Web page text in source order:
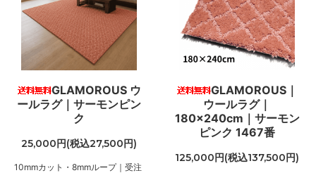
GLAMOROUS ウ
ールラグ｜サーモンピン
ク
25,000円(税込27,500円)
10mmカット・8mmループ｜受注
GLAMOROUS｜
ウールラグ｜
180×240cm｜サーモン
ピンク 1467番
125,000円(税込137,500円)